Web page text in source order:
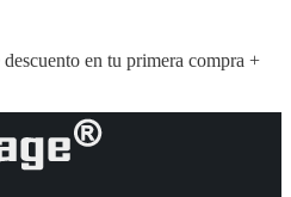
en tu primera compra +